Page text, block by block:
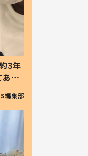
3年
あっ
編集部